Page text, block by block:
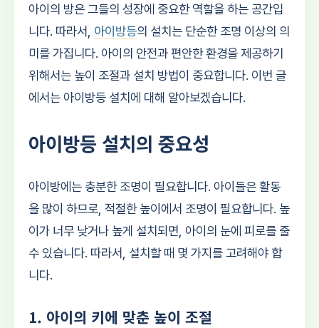
아이의 방은 그들의 성장에 중요한 역할을 하는 공간입
니다. 따라서, 아이방등의 설치는 단순한 조명 이상의 의
미를 가집니다. 아이의 안전과 편안한 환경을 제공하기
위해서는 높이 조절과 설치 방법이 중요합니다. 이번 글
에서는 아이방등 설치에 대해 알아보겠습니다.
아이방등 설치의 중요성
아이방에는 충분한 조명이 필요합니다. 아이들은 활동
을 많이 하므로, 적절한 높이에서 조명이 필요합니다. 높
이가 너무 낮거나 높게 설치되면, 아이의 눈에 피로를 줄
수 있습니다. 따라서, 설치할 때 몇 가지를 고려해야 합
니다.
1. 아이의 키에 맞춘 높이 조절